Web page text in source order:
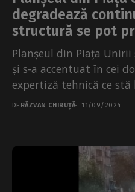
degradează
structură se pot
Planșeul din Piața
și s-a accentuat în cei
expertiză tehnică ce stă
DE RĂZVAN CHIRUȚĂ 11/09/2024